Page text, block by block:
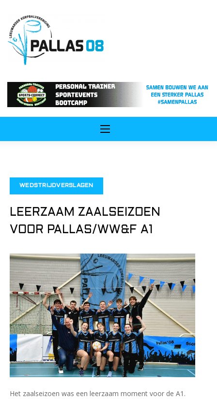
WEDSTRIJDVERSLAGEN
LEERZAAM ZAALSEIZOEN
VOOR PALLAS/WW&F A1
Het zaalseizoen was een leerzaam moment voor de A1.